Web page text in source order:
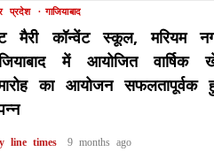
प्रदेश गाजियाबाद
मैरी कॉन्वेंट स्कूल, मरियम
में आयोजित वार्षिक
का आयोजन सफलतापूर्वक
line times 9 months ago